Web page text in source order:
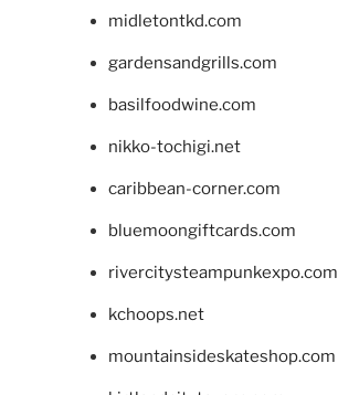
midletontkd.com
gardensandgrills.com
basilfoodwine.com
nikko-tochigi.net
caribbean-corner.com
bluemoongiftcards.com
rivercitysteampunkexpo.com
kchoops.net
mountainsideskateshop.com